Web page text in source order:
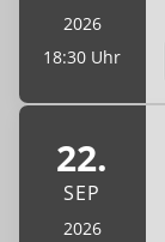
2026
18:30 Uhr
22.
SEP
2026